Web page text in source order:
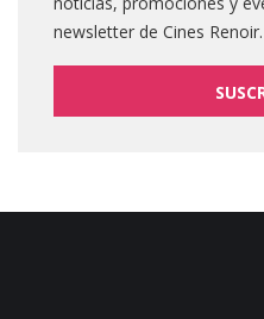
newsletter de Cines Renoir.